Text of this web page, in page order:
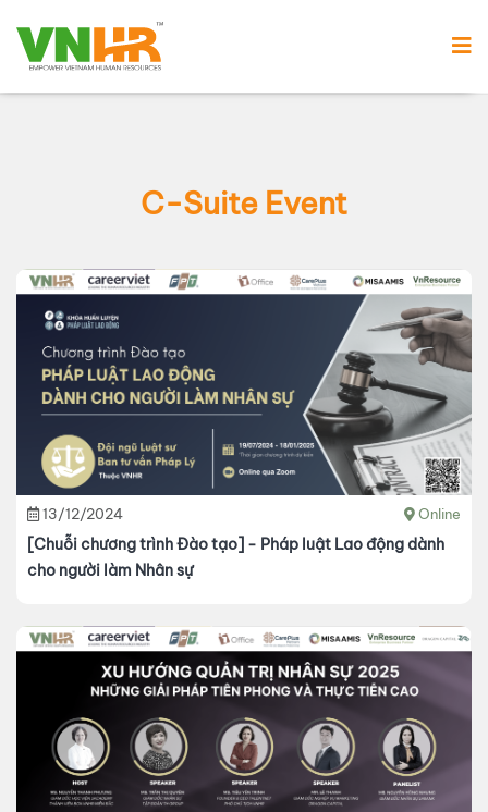
C-Suite Event
13/12/2024 Online
[Chuỗi chương trình Đào tạo] - Pháp luật Lao động dành
cho người làm Nhân sự